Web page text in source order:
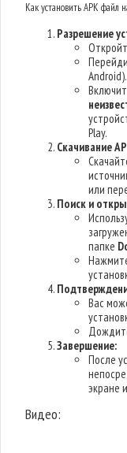
Как установить APK файл
Разрешение
Android).
Play.
Скачивание
или
Поиск и
папке
Вас
Завершение:
После
экране
Видео: